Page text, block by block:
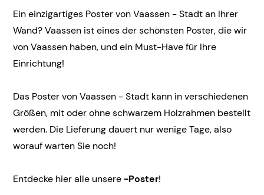
Ein einzigartiges Poster von Vaassen - Stadt an Ihrer
Wand? Vaassen ist eines der schönsten Poster, die wir
von Vaassen haben, und ein Must-Have für Ihre
Einrichtung!
Das Poster von Vaassen - Stadt kann in verschiedenen
Größen, mit oder ohne schwarzem Holzrahmen bestellt
werden. Die Lieferung dauert nur wenige Tage, also
worauf warten Sie noch!
Entdecke hier alle unsere-Poster!